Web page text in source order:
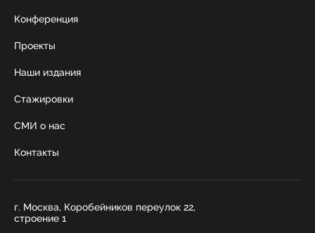
Конференция
Проекты
Наши издания
Стажировки
СМИ о нас
Контакты
г. Москва, Коробейников переулок 22,
строение 1